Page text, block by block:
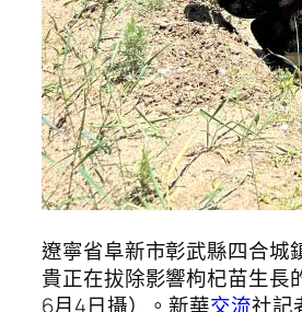
遼寧省阜新市彰武縣四合城
貴正在拔除影響枸杞苗生長
6月4日攝）。新華交流社記